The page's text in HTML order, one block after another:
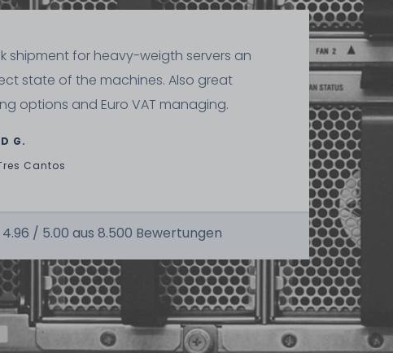
shipment for heavy-weigth servers an
state of the machines. Also great
options and Euro VAT managing.
G.
Cantos
4.96 / 5.00 aus 8.500 Bewertungen